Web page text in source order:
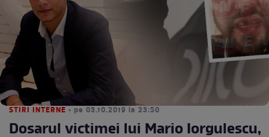
STIRI INTERNE • pe 03.10.2019 la 23:50
Dosarul victimei lui Mario Iorgulescu,